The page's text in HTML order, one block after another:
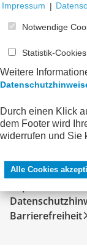
SERVICE
Kontakt
Barrierefreiheit
Impressum |
Notwendige
Statistik-Cookies
Weitere
Durch einen Klick
dem Footer wird
widerrufen und Sie
Alle Cookies